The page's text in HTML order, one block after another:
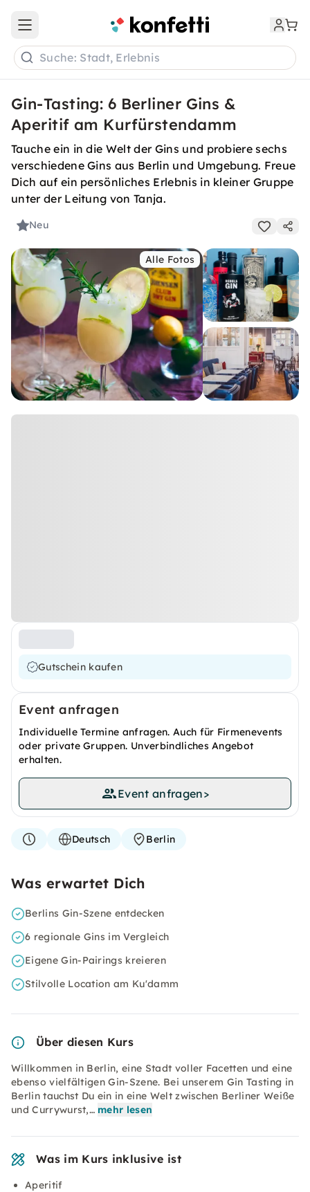
Open main menu
Suche: Stadt, Erlebnis
Gin-Tasting: 6 Berliner Gins &
Aperitif am Kurfürstendamm
Tauche ein in die Welt der Gins und probiere sechs
verschiedene Gins aus Berlin und Umgebung. Freue
Dich auf ein persönliches Erlebnis in kleiner Gruppe
unter der Leitung von Tanja.
Neu
Alle Fotos
Gutschein kaufen
Event anfragen
Individuelle Termine anfragen. Auch für Firmenevents
oder private Gruppen. Unverbindliches Angebot
erhalten.
Event anfragen>
Deutsch Berlin
Was erwartet Dich
Berlins Gin-Szene entdecken
6 regionale Gins im Vergleich
Eigene Gin-Pairings kreieren
Stilvolle Location am Ku'damm
Über diesen Kurs
Willkommen in Berlin, eine Stadt voller Facetten und eine
ebenso vielfältigen Gin-Szene. Bei unserem Gin Tasting in
Berlin tauchst Du ein in eine Welt zwischen Berliner Weiße
und Currywurst,… mehr lesen
Was im Kurs inklusive ist
Aperitif